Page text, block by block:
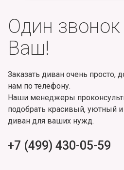
Один
Ваш!
Заказать диван очень просто,
нам по телефону.
Наши менеджеры
подобрать красивый, уютный
диван для ваших нужд.
+7 (499) 430-05-59